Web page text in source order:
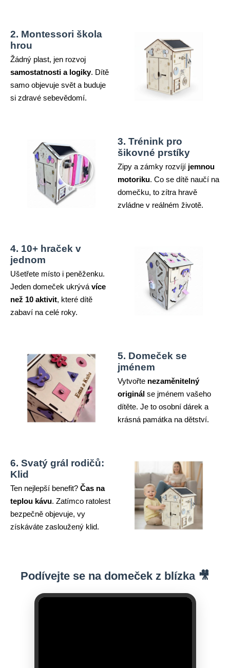
2. Montessori škola
hrou
Žádný plast, jen rozvoj
samostatnosti a logiky. Dítě
samo objevuje svět a buduje
si zdravé sebevědomí.
3. Trénink pro
šikovné prstíky
Zipy a zámky rozvíjí jemnou
motoriku. Co se dítě naučí na
domečku, to zítra hravě
zvládne v reálném životě.
4. 10+ hraček v
jednom
Ušetřete místo i peněženku.
Jeden domeček ukrývá více
než 10 aktivit, které dítě
zabaví na celé roky.
5. Domeček se
jménem
Vytvořte nezaměnitelný
originál se jménem vašeho
dítěte. Je to osobní dárek a
krásná památka na dětství.
6. Svatý grál rodičů:
Klid
Ten nejlepší benefit? Čas na
teplou kávu. Zatímco ratolest
bezpečně objevuje, vy
získáváte zasloužený klid.
Podívejte se na domeček z blízka 🎥